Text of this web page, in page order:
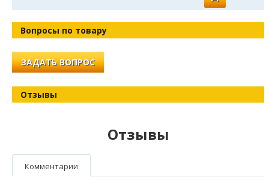
Вопросы по товару
ЗАДАТЬ ВОПРОС
Отзывы
Отзывы
Комментарии